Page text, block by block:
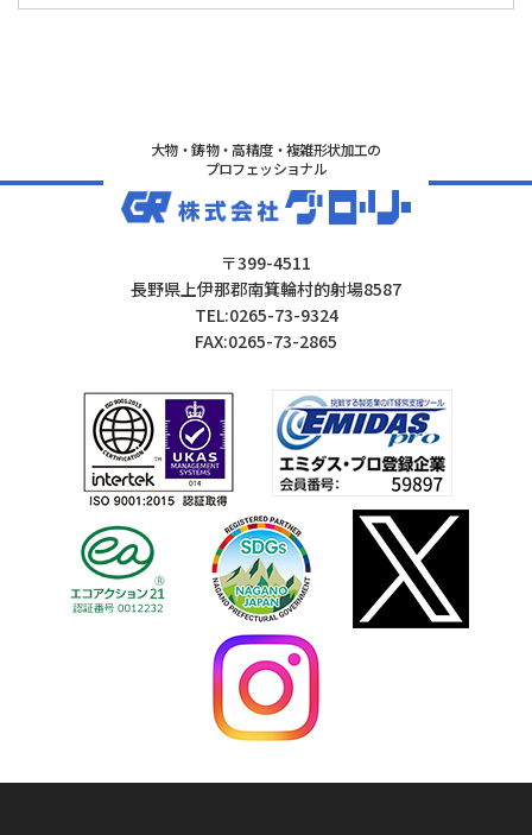
大物・鋳物・高精度・複雑形状加工の
プロフェッショナル
〒399-4511
長野県上伊那郡南箕輪村的射場8587
TEL:0265-73-9324
FAX:0265-73-2865